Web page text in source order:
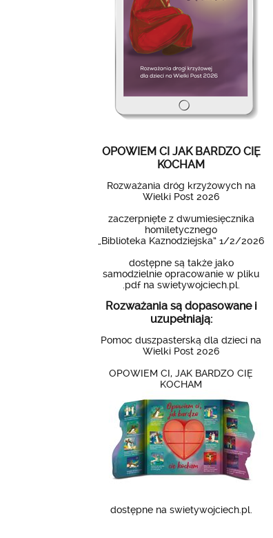
OPOWIEM CI JAK BARDZO CIĘ
KOCHAM
Rozważania dróg krzyżowych na
Wielki Post 2026
zaczerpnięte z dwumiesięcznika
homiletycznego
„Biblioteka Kaznodziejska” 1/2/2026
dostępne są także jako
samodzielnie opracowanie w pliku
.pdf na swietywojciech.pl.
Rozważania są dopasowane i
uzupełniają:
Pomoc duszpasterską dla dzieci na
Wielki Post 2026
OPOWIEM CI, JAK BARDZO CIĘ
KOCHAM
dostępne na swietywojciech.pl.